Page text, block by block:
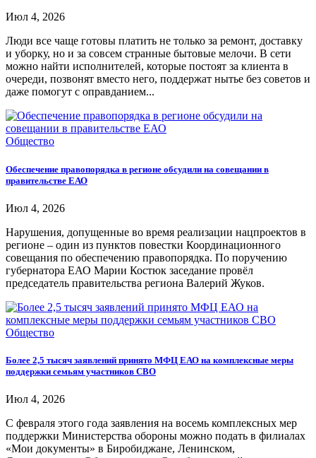
Июл 4, 2026
Люди все чаще готовы платить не только за ремонт, доставку
и уборку, но и за совсем странные бытовые мелочи. В сети
можно найти исполнителей, которые постоят за клиента в
очереди, позвонят вместо него, поддержат нытье без советов и
даже помогут с оправданием...
Общество
Обеспечение правопорядка в регионе обсудили на совещании в
правительстве ЕАО
Июл 4, 2026
Нарушения, допущенные во время реализации нацпроектов в
регионе – один из пунктов повестки Координационного
совещания по обеспечению правопорядка. По поручению
губернатора ЕАО Марии Костюк заседание провёл
председатель правительства региона Валерий Жуков.
Общество
Более 2,5 тысяч заявлений принято МФЦ ЕАО на комплексные меры
поддержки семьям участников СВО
Июл 4, 2026
С февраля этого года заявления на восемь комплексных мер
поддержки Министерства обороны можно подать в филиалах
«Мои документы» в Биробиджане, Ленинском,